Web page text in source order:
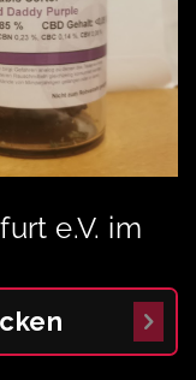
e.V. im